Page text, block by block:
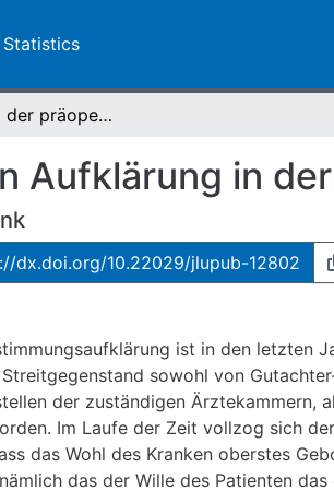
Statistics
Die Effizienz der präoperativen Aufklärung in der Orthopädie
Aufklärung in
dx.doi.org/10.22029/jlupub-12802
ist in den letzten
sowohl von
der zuständigen Ärztekammern,
Im Laufe der Zeit vollzog sich
das Wohl des Kranken oberstes
das der Wille des Patienten